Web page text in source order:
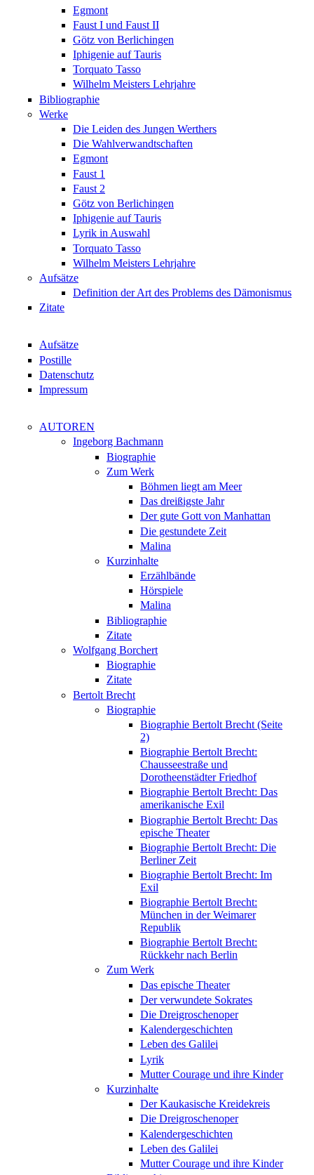
Egmont
Faust I und Faust II
Götz von Berlichingen
Iphigenie auf Tauris
Torquato Tasso
Wilhelm Meisters Lehrjahre
Bibliographie
Werke
Die Leiden des Jungen Werthers
Die Wahlverwandtschaften
Egmont
Faust 1
Faust 2
Götz von Berlichingen
Iphigenie auf Tauris
Lyrik in Auswahl
Torquato Tasso
Wilhelm Meisters Lehrjahre
Aufsätze
Definition der Art des Problems des Dämonismus
Zitate
Aufsätze
Postille
Datenschutz
Impressum
AUTOREN
Ingeborg Bachmann
Biographie
Zum Werk
Böhmen liegt am Meer
Das dreißigste Jahr
Der gute Gott von Manhattan
Die gestundete Zeit
Malina
Kurzinhalte
Erzählbände
Hörspiele
Malina
Bibliographie
Zitate
Wolfgang Borchert
Biographie
Zitate
Bertolt Brecht
Biographie
Biographie Bertolt Brecht (Seite
2)
Biographie Bertolt Brecht:
Chausseestraße und
Dorotheenstädter Friedhof
Biographie Bertolt Brecht: Das
amerikanische Exil
Biographie Bertolt Brecht: Das
epische Theater
Biographie Bertolt Brecht: Die
Berliner Zeit
Biographie Bertolt Brecht: Im
Exil
Biographie Bertolt Brecht:
München in der Weimarer
Republik
Biographie Bertolt Brecht:
Rückkehr nach Berlin
Zum Werk
Das epische Theater
Der verwundete Sokrates
Die Dreigroschenoper
Kalendergeschichten
Leben des Galilei
Lyrik
Mutter Courage und ihre Kinder
Kurzinhalte
Der Kaukasische Kreidekreis
Die Dreigroschenoper
Kalendergeschichten
Leben des Galilei
Mutter Courage und ihre Kinder